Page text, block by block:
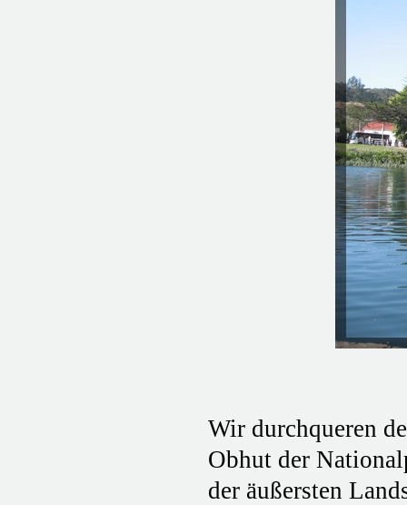
Wir durchqueren
Obhut der
der äußersten